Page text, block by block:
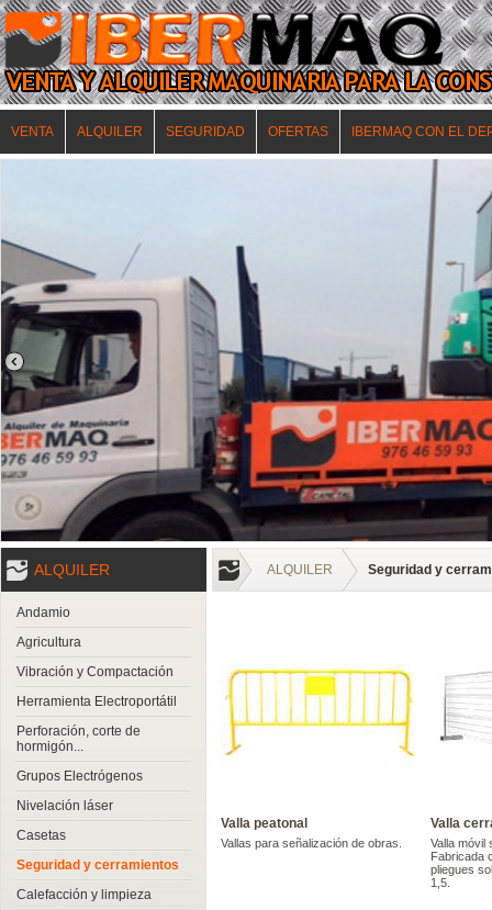
VENTA ALQUILER SEGURIDAD OFERTAS IBERMAQ CON EL
ALQUILER
Andamio
Agricultura
Vibración y Compactación
Herramienta Electroportátil
Perforación, corte de
hormigón...
Grupos Electrógenos
Nivelación láser
Casetas
Seguridad y cerramientos
Calefacción y limpieza
ALQUILER Seguridad y
Valla peatonal
Vallas para señalización de obras.
Valla
Valla móvil
Fabricada
pliegues
1,5.